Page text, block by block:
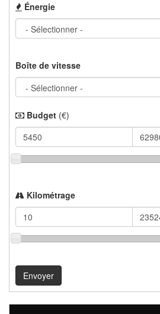
Énergie
Boîte de vitesse
Budget (€)
Kilométrage